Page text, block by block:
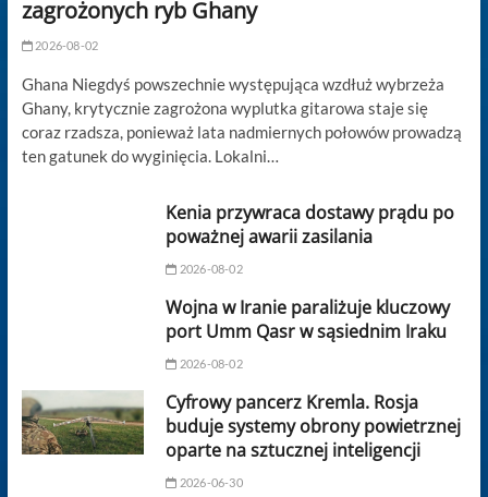
zagrożonych ryb Ghany
2026-08-02
Ghana Niegdyś powszechnie występująca wzdłuż wybrzeża
Ghany, krytycznie zagrożona wyplutka gitarowa staje się
coraz rzadsza, ponieważ lata nadmiernych połowów prowadzą
ten gatunek do wyginięcia. Lokalni…
Kenia przywraca dostawy prądu po
poważnej awarii zasilania
2026-08-02
Wojna w Iranie paraliżuje kluczowy
port Umm Qasr w sąsiednim Iraku
2026-08-02
Cyfrowy pancerz Kremla. Rosja
buduje systemy obrony powietrznej
oparte na sztucznej inteligencji
2026-06-30